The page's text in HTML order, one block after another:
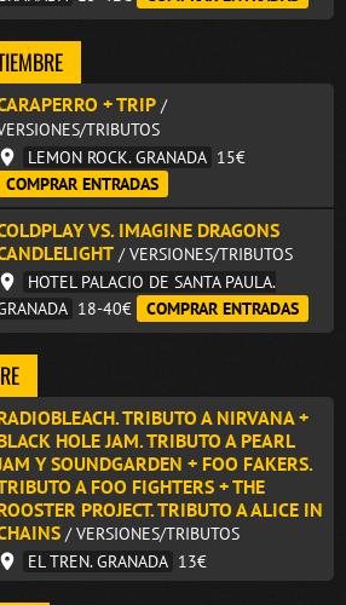
+ TRIP /
TRIBUTOS
LEMON ROCK. GRANADA 15€
COMPRAR ENTRADAS
VS. IMAGINE DRAGONS
/ VERSIONES/TRIBUTOS
HOTEL PALACIO DE SANTA PAULA.
18-40€ COMPRAR ENTRADAS
TRIBUTO A NIRVANA +
HOLE JAM. TRIBUTO A PEARL
Y SOUNDGARDEN + FOO FAKERS.
A FOO FIGHTERS + THE
PROJECT. TRIBUTO A ALICE IN
/ VERSIONES/TRIBUTOS
EL TREN. GRANADA 13€